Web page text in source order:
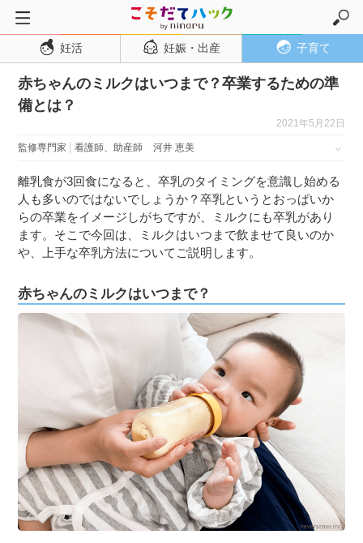
トップページ
妊活
妊娠・出産
妊娠中期
妊娠後期
出産
０歳児
１歳児
７〜１２歳児
妊活 妊娠・出産 子育て
赤ちゃんのミルクはいつまで？卒業するための準
備とは？
2021年5月22日
監修専門家 看護師、助産師 河井 恵美
離乳食が3回食になると、卒乳のタイミングを意識し始める
人も多いのではないでしょうか？卒乳というとおっぱいか
らの卒業をイメージしがちですが、ミルクにも卒乳があり
ます。そこで今回は、ミルクはいつまで飲ませて良いのか
や、上手な卒乳方法についてご説明します。
赤ちゃんのミルクはいつまで？